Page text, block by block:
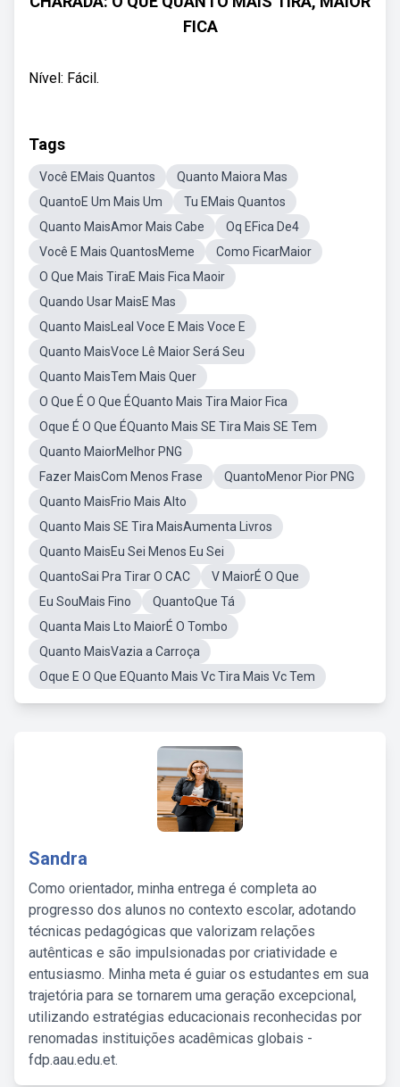
FICA
Nível: Fácil.
Tags
Você EMais Quantos
Quanto Maiora Mas
QuantoE Um Mais Um
Tu EMais Quantos
Quanto MaisAmor Mais Cabe
Oq EFica De4
Você E Mais QuantosMeme
Como FicarMaior
O Que Mais TiraE Mais Fica Maoir
Quando Usar MaisE Mas
Quanto MaisLeal Voce E Mais Voce E
Quanto MaisVoce Lê Maior Será Seu
Quanto MaisTem Mais Quer
O Que É O Que ÉQuanto Mais Tira Maior Fica
Oque É O Que ÉQuanto Mais SE Tira Mais SE Tem
Quanto MaiorMelhor PNG
Fazer MaisCom Menos Frase
QuantoMenor Pior PNG
Quanto MaisFrio Mais Alto
Quanto Mais SE Tira MaisAumenta Livros
Quanto MaisEu Sei Menos Eu Sei
QuantoSai Pra Tirar O CAC
V MaiorÉ O Que
Eu SouMais Fino
QuantoQue Tá
Quanta Mais Lto MaiorÉ O Tombo
Quanto MaisVazia a Carroça
Oque E O Que EQuanto Mais Vc Tira Mais Vc Tem
Sandra
Como orientador, minha entrega é completa ao
progresso dos alunos no contexto escolar, adotando
técnicas pedagógicas que valorizam relações
autênticas e são impulsionadas por criatividade e
entusiasmo. Minha meta é guiar os estudantes em sua
trajetória para se tornarem uma geração excepcional,
utilizando estratégias educacionais reconhecidas por
renomadas instituições acadêmicas globais -
fdp.aau.edu.et.